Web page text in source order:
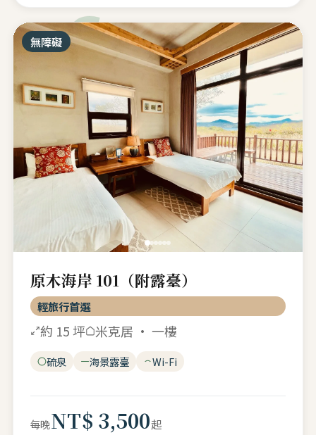
無障礙
原木海岸 101（附露臺）
輕旅行首選
約 15 坪 米克居 · 一樓
硫泉 海景露臺 Wi-Fi
每晚NT$ 3,500起